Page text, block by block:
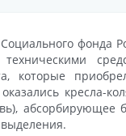
фонда
которые
кресла-
абсорбирующее